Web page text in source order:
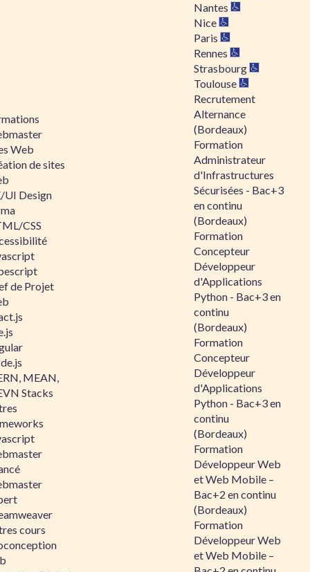
Web
de sites
UI Design
CSS
de Projet
MEAN,
Stacks
cours
Nantes
Nice
Paris
Rennes
Strasbourg
Toulouse
Recrutement
Alternance
(Bordeaux)
Formation
Administrateur
d'Infrastructures
Sécurisées - Bac+3
en continu
(Bordeaux)
Formation
Concepteur
Développeur
d'Applications
Python - Bac+3 en
continu
(Bordeaux)
Formation
Concepteur
Développeur
d'Applications
Python - Bac+3 en
continu
(Bordeaux)
Formation
Développeur Web
et Web Mobile –
Bac+2 en continu
(Bordeaux)
Formation
Développeur Web
et Web Mobile –